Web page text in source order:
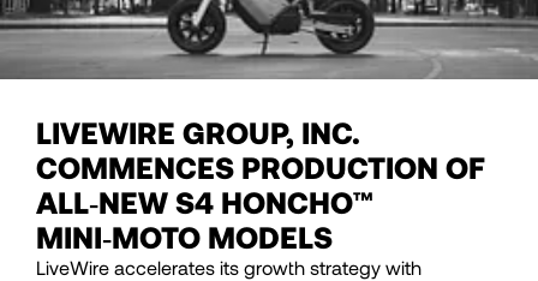
LIVEWIRE GROUP, INC.
COMMENCES PRODUCTION OF
ALL‑NEW S4 HONCHO™
MINI‑MOTO MODELS
LiveWire accelerates its growth strategy with